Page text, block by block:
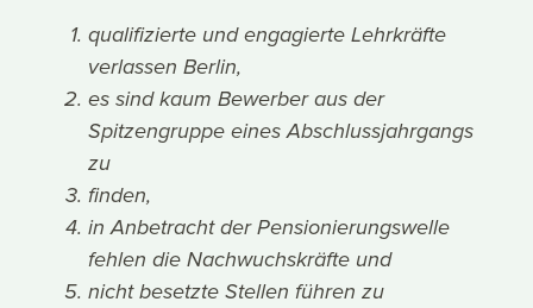
qualifizierte und engagierte Lehrkräfte
verlassen Berlin,
es sind kaum Bewerber aus der
Spitzengruppe eines Abschlussjahrgangs
zu
finden,
in Anbetracht der Pensionierungswelle
fehlen die Nachwuchskräfte und
nicht besetzte Stellen führen zu